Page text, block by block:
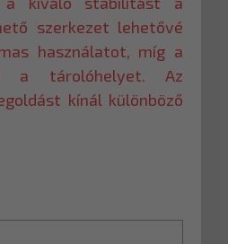
szerkezet lehetővé
használatot, míg a
a tárolóhelyet. Az
kínál különböző